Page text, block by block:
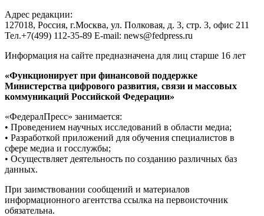
Адрес редакции:
127018, Россия, г.Москва, ул. Полковая, д. 3, стр. 3, офис 211
Тел.+7(499) 112-35-89 E-mail: news@fedpress.ru
Информация на сайте предназначена для лиц старше 16 лет
«Функционирует при финансовой поддержке
Министерства цифрового развития, связи и массовых
коммуникаций Российской Федерации»
«ФедералПресс» занимается:
• Проведением научных исследований в области медиа;
• Разработкой приложений для обучения специалистов в
сфере медиа и госслужбы;
• Осуществляет деятельность по созданию различных баз
данных.
При заимствовании сообщений и материалов
информационного агентства ссылка на первоисточник
обязательна.